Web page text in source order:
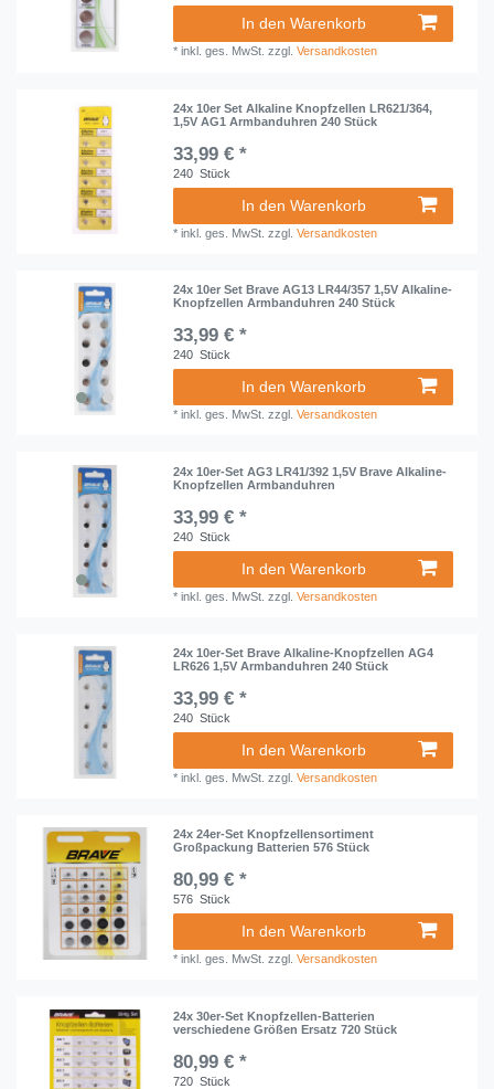
In den Warenkorb
*inkl. ges. MwSt. zzgl.Versandkosten
24x 10er Set Alkaline Knopfzellen LR621/364,
1,5V AG1 Armbanduhren 240 Stück
33,99 € *
240 Stück
In den Warenkorb
*inkl. ges. MwSt. zzgl.Versandkosten
24x 10er Set Brave AG13 LR44/357 1,5V Alkaline-
Knopfzellen Armbanduhren 240 Stück
33,99 € *
240 Stück
In den Warenkorb
*inkl. ges. MwSt. zzgl.Versandkosten
24x 10er-Set AG3 LR41/392 1,5V Brave Alkaline-
Knopfzellen Armbanduhren
33,99 € *
240 Stück
In den Warenkorb
*inkl. ges. MwSt. zzgl.Versandkosten
24x 10er-Set Brave Alkaline-Knopfzellen AG4
LR626 1,5V Armbanduhren 240 Stück
33,99 € *
240 Stück
In den Warenkorb
*inkl. ges. MwSt. zzgl.Versandkosten
24x 24er-Set Knopfzellensortiment
Großpackung Batterien 576 Stück
80,99 € *
576 Stück
In den Warenkorb
*inkl. ges. MwSt. zzgl.Versandkosten
24x 30er-Set Knopfzellen-Batterien
verschiedene Größen Ersatz 720 Stück
80,99 € *
720 Stück